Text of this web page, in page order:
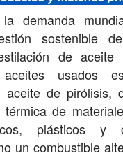
demanda
sostenible
de
usados
aceite de pirólisis,
térmica de
plásticos y
un combustible